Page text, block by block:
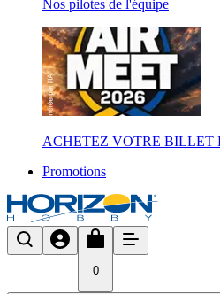
Nos pilotes de l'équipe
ACHETEZ VOTRE BILLET
Promotions
0